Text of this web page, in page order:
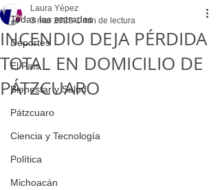
Todas las entradas
Deportes
El Pais
Bienestar y Salud
Pátzcuaro
Ciencia y Tecnología
Política
Michoacán
INCENDIO DEJA PÉRDIDA
TOTAL EN DOMICILIO DE
PÁTZCUARO
Laura Yépez
3 mar 2023 1 min de lectura